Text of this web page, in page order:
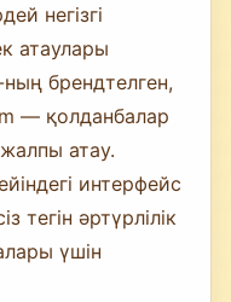
негізгі
атаулары
брендтелген,
— қолданбалар
атау.
интерфейс
тегін әртүрлілік
үшін